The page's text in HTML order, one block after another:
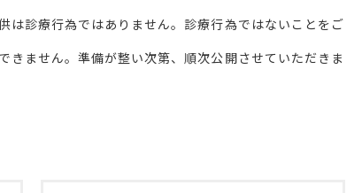
診療行為ではありません。診療行為ではないことをご
ません。準備が整い次第、順次公開させていただきま